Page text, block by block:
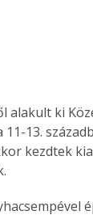
alakult ki
13.
kezdtek